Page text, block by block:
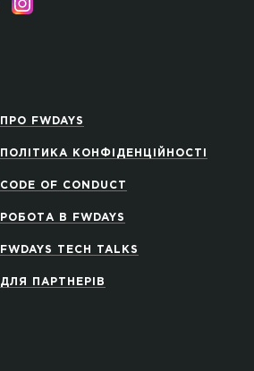
ПРО FWDAYS
ПОЛІТИКА КОНФІДЕНЦІЙНОСТІ
CODE OF CONDUCT
РОБОТА В FWDAYS
FWDAYS TECH TALKS
ДЛЯ ПАРТНЕРІВ